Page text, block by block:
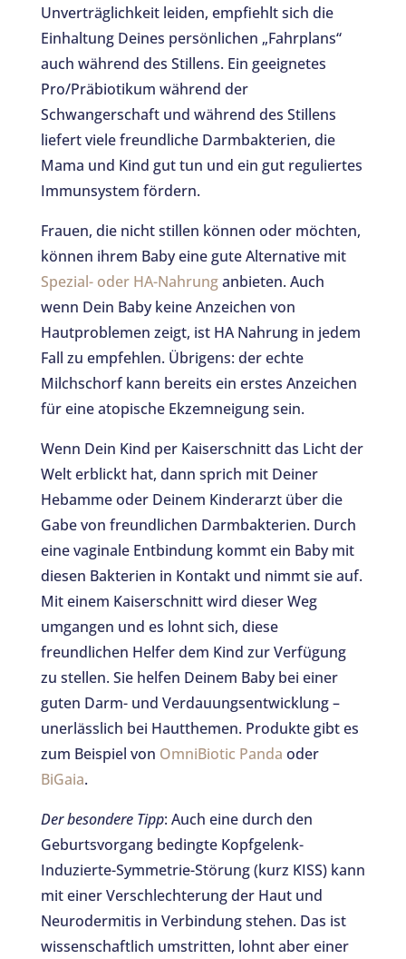
Unverträglichkeit leiden, empfiehlt sich die
Einhaltung Deines persönlichen „Fahrplans“
auch während des Stillens. Ein geeignetes
Pro/Präbiotikum während der
Schwangerschaft und während des Stillens
liefert viele freundliche Darmbakterien, die
Mama und Kind gut tun und ein gut reguliertes
Immunsystem fördern.
Frauen, die nicht stillen können oder möchten,
können ihrem Baby eine gute Alternative mit
Spezial- oder HA-Nahrunganbieten. Auch
wenn Dein Baby keine Anzeichen von
Hautproblemen zeigt, ist HA Nahrung in jedem
Fall zu empfehlen. Übrigens: der echte
Milchschorf kann bereits ein erstes Anzeichen
für eine atopische Ekzemneigung sein.
Wenn Dein Kind per Kaiserschnitt das Licht der
Welt erblickt hat, dann sprich mit Deiner
Hebamme oder Deinem Kinderarzt über die
Gabe von freundlichen Darmbakterien. Durch
eine vaginale Entbindung kommt ein Baby mit
diesen Bakterien in Kontakt und nimmt sie auf.
Mit einem Kaiserschnitt wird dieser Weg
umgangen und es lohnt sich, diese
freundlichen Helfer dem Kind zur Verfügung
zu stellen. Sie helfen Deinem Baby bei einer
guten Darm- und Verdauungsentwicklung –
unerlässlich bei Hautthemen. Produkte gibt es
zum Beispiel von OmniBiotic Panda oder
BiGaia.
Der besondere Tipp: Auch eine durch den
Geburtsvorgang bedingte Kopfgelenk-
Induzierte-Symmetrie-Störung (kurz KISS) kann
mit einer Verschlechterung der Haut und
Neurodermitis in Verbindung stehen. Das ist
wissenschaftlich umstritten, lohnt aber einer